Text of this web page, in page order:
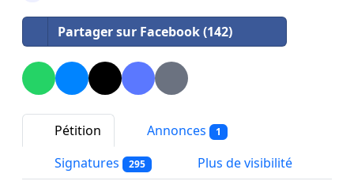
Partager sur Facebook (142)
Pétition Annonces 1
Signatures 295 Plus de visibilité